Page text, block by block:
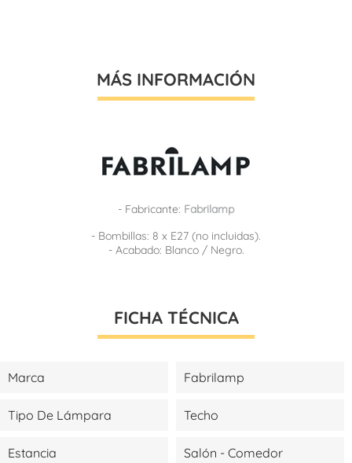
MÁS INFORMACIÓN
- Fabricante: Fabrilamp
- Bombillas: 8 x E27 (no incluidas).
- Acabado: Blanco / Negro.
FICHA TÉCNICA
Marca Fabrilamp
Tipo De Lámpara Techo
Estancia Salón - Comedor